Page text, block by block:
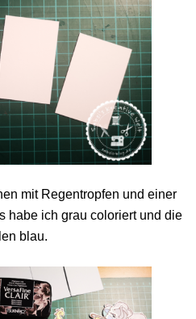
mit Regentropfen und einer
habe ich grau coloriert und die
blau.